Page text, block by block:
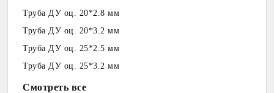
Труба ДУ оц. 20*2.8 мм
Труба ДУ оц. 20*3.2 мм
Труба ДУ оц. 25*2.5 мм
Труба ДУ оц. 25*3.2 мм
Смотреть все